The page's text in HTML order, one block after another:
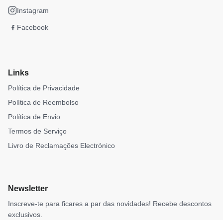
Instagram
Facebook
Links
Política de Privacidade
Política de Reembolso
Política de Envio
Termos de Serviço
Livro de Reclamações Electrónico
Newsletter
Inscreve-te para ficares a par das novidades! Recebe descontos
exclusivos.